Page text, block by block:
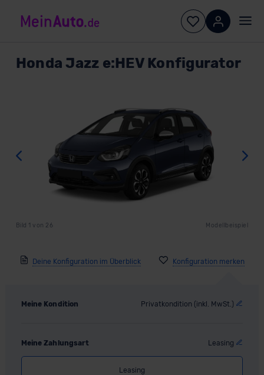
Honda Jazz e:HEV Konfigurator
Zurück
Bild 1 von 26 Modellbeispiel
Deine Konfiguration im Überblick
Meine Kondition Privatkondition (inkl. MwSt.)
Meine Zahlungsart Leasing
Leasing